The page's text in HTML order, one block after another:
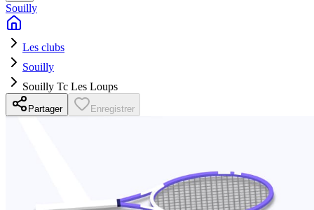
Souilly
Les clubs
Souilly
Souilly Tc Les Loups
Partager Enregistrer